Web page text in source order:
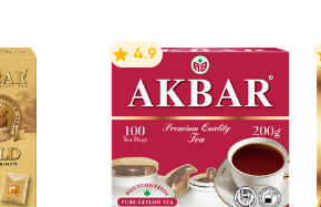
4.9